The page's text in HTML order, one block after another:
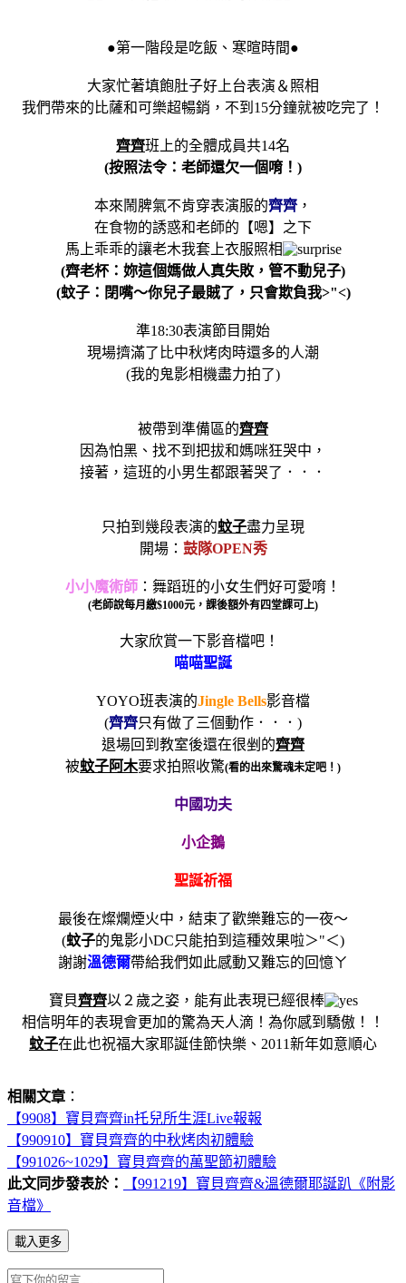
●第一階段是吃飯、寒暄時間●
大家忙著填飽肚子好上台表演＆照相
我們帶來的比薩和可樂超暢銷，不到15分鐘就被吃完了！
齊齊班上的全體成員共14名
(按照法令：老師還欠一個唷！ )
本來鬧脾氣不肯穿表演服的齊齊，
在食物的誘惑和老師的【嗯】之下
馬上乖乖的讓老木我套上衣服照相
(齊老杯：妳這個媽做人真失敗，管不動兒子)
(蚊子：閉嘴～你兒子最賊了，只會欺負我>"<)
準18:30表演節目開始
現場擠滿了比中秋烤肉時還多的人潮
(我的鬼影相機盡力拍了)
被帶到準備區的齊齊
因為怕黑、找不到把拔和媽咪狂哭中，
接著，這班的小男生都跟著哭了．．．
只拍到幾段表演的蚊子盡力呈現
開場： 鼓隊OPEN秀
小小魔術師 ：舞蹈班的小女生們好可愛唷！
(老師說每月繳$1000元，課後額外有四堂課可上)
大家欣賞一下影音檔吧！
喵喵聖誕
YOYO班表演的Jingle Bells影音檔
(齊齊只有做了三個動作．．．)
退場回到教室後還在很剉的齊齊
被蚊子阿木要求拍照收驚(看的出來驚魂未定吧！ )
中國功夫
小企鵝
聖誕祈福
最後在燦爛煙火中，結束了歡樂難忘的一夜～
(蚊子的鬼影小DC只能拍到這種效果啦＞"＜)
謝謝溫德爾帶給我們如此感動又難忘的回憶ㄚ
寶貝齊齊以２歲之姿，能有此表現已經很棒
相信明年的表現會更加的驚為天人滴！為你感到驕傲！！
蚊子在此也祝福大家耶誕佳節快樂、2011新年如意順心
相關文章 ：
【9908】寶貝齊齊in托兒所生涯Live報報
【990910】寶貝齊齊的中秋烤肉初體驗
【991026~1029】寶貝齊齊的萬聖節初體驗
此文同步發表於：
【991219】寶貝齊齊&溫德爾耶誕趴《附影
音檔》
載入更多